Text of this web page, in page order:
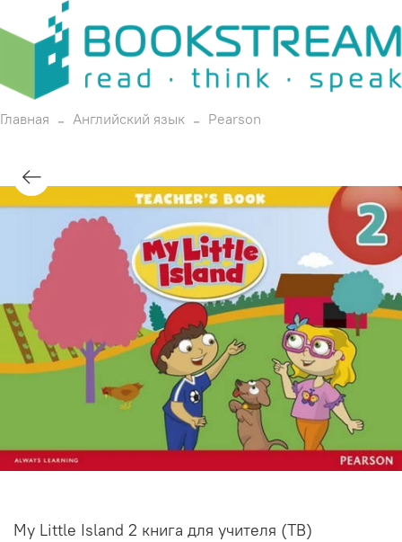
Главная Английский язык Pearson
My Little Island 2 книга для учителя (TB)